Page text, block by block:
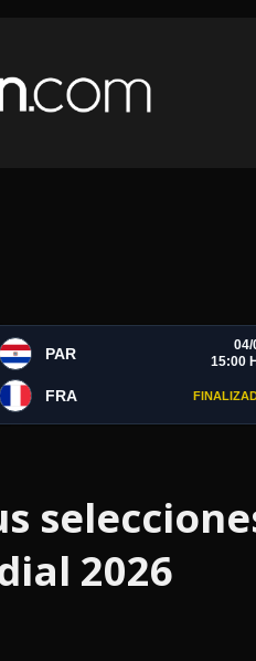
PAR
04/
15:00
FRA
2026